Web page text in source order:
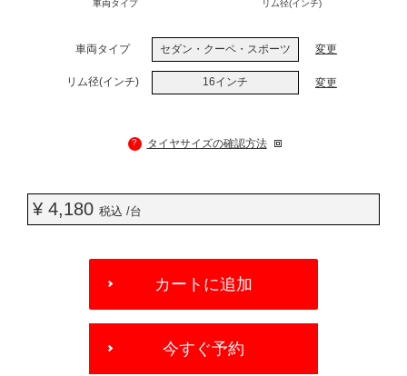
車両タイプ リム径(インチ)
車両タイプ セダン・クーペ・スポーツ 変更
リム径(インチ) 16インチ 変更
? タイヤサイズの確認方法
¥ 4,180 税込 /台
OPTIONS
カートに追加
今すぐ予約